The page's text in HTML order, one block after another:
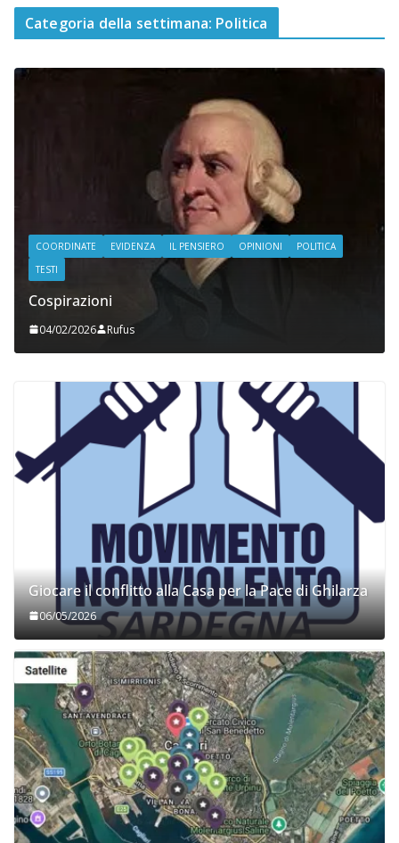
Categoria della settimana: Politica
COORDINATE EVIDENZA IL PENSIERO OPINIONI
POLITICA
TESTI
Cospirazioni
04/02/2026 Rufus
Giocare il conflitto alla Casa per la Pace di Ghilarza
06/05/2026